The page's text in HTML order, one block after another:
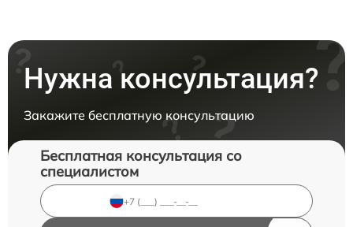
Нужна консультация?
Закажите бесплатную консультацию
Бесплатная консультация со
специалистом